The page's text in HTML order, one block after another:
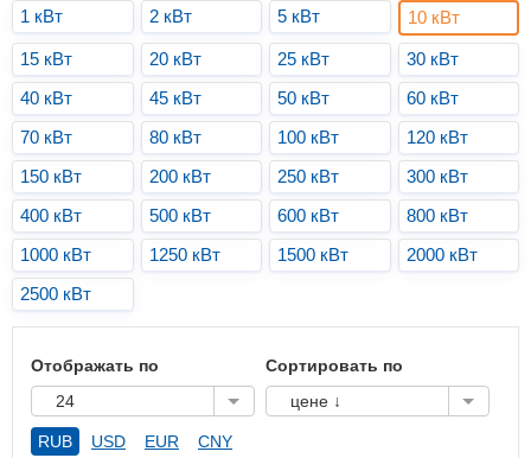
1 кВт
2 кВт 5 кВт 10 кВт
15 кВт 20 кВт 25 кВт
30 кВт
40 кВт
45 кВт 50 кВт
60 кВт
70 кВт
80 кВт 100 кВт
120 кВт
150 кВт
200 кВт 250 кВт
300 кВт
400 кВт
500 кВт 600 кВт
800 кВт
1000 кВт
1250 кВт 1500 кВт
2000 кВт
2500 кВт
Отображать по
24
Сортировать по
цене ↓
RUB USD EUR CNY